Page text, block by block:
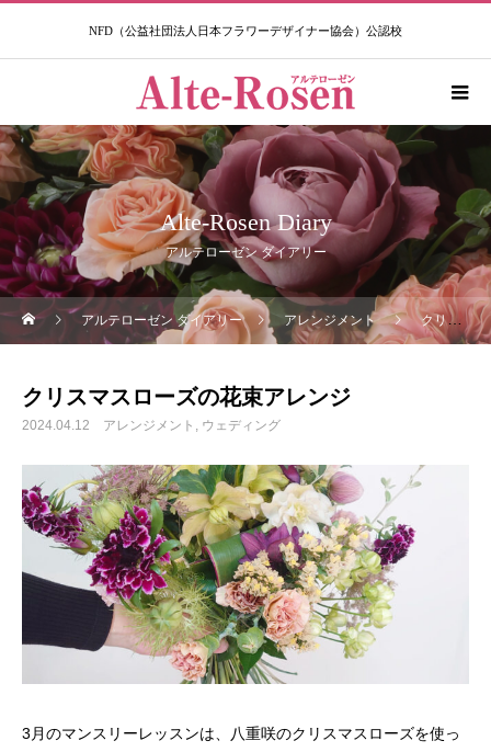
NFD（公益社団法人日本フラワーデザイナー協会）公認校​
Alte-Rosen Diary
アルテローゼン ダイアリー
アルテローゼン ダイアリー アレンジメント クリスマスローズの花束アレンジ
クリスマスローズの花束アレンジ
2024.04.12 アレンジメント ウェディング
3月のマンスリーレッスンは、八重咲のクリスマスローズを使っ